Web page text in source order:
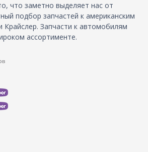
что заметно выделяет нас от
подбор запчастей к американским
Запчасти к автомобилям
ассортименте.